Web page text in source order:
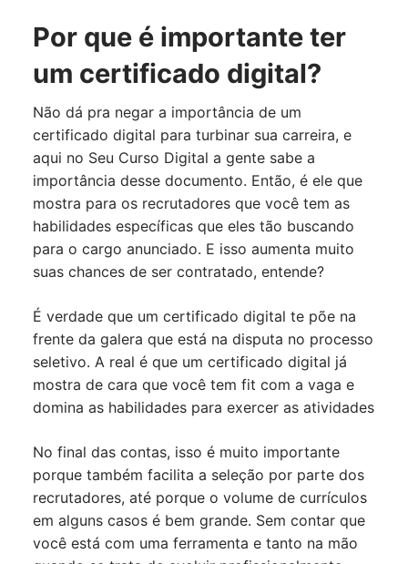
Por que é importante ter
um certificado digital?
Não dá pra negar a importância de um
certificado digital para turbinar sua carreira, e
aqui no Seu Curso Digital a gente sabe a
importância desse documento. Então, é ele que
mostra para os recrutadores que você tem as
habilidades específicas que eles tão buscando
para o cargo anunciado. E isso aumenta muito
suas chances de ser contratado, entende?
É verdade que um certificado digital te põe na
frente da galera que está na disputa no processo
seletivo. A real é que um certificado digital já
mostra de cara que você tem fit com a vaga e
domina as habilidades para exercer as atividades
No final das contas, isso é muito importante
porque também facilita a seleção por parte dos
recrutadores, até porque o volume de currículos
em alguns casos é bem grande. Sem contar que
você está com uma ferramenta e tanto na mão